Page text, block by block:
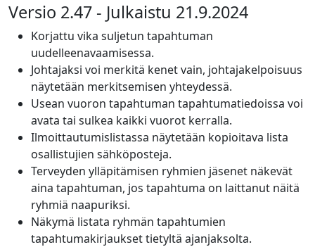
Versio 2.47 - Julkaistu 21.9.2024
Korjattu vika suljetun tapahtuman
uudelleenavaamisessa.
Johtajaksi voi merkitä kenet vain, johtajakelpoisuus
näytetään merkitsemisen yhteydessä.
Usean vuoron tapahtuman tapahtumatiedoissa voi
avata tai sulkea kaikki vuorot kerralla.
Ilmoittautumislistassa näytetään kopioitava lista
osallistujien sähköposteja.
Terveyden ylläpitämisen ryhmien jäsenet näkevät
aina tapahtuman, jos tapahtuma on laittanut näitä
ryhmiä naapuriksi.
Näkymä listata ryhmän tapahtumien
tapahtumakirjaukset tietyltä ajanjaksolta.